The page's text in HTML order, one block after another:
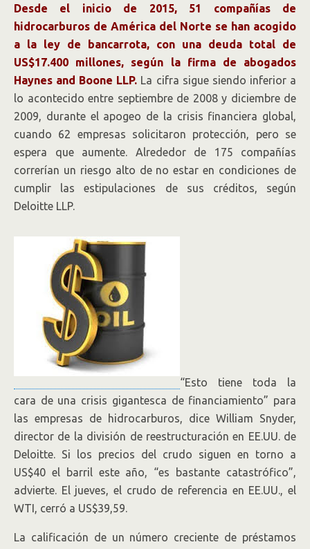
Desde el inicio de 2015, 51 compañías de
hidrocarburos de América del Norte se han acogido
a la ley de bancarrota, con una deuda total de
US$17.400 millones, según la firma de abogados
Haynes and Boone LLP. La cifra sigue siendo inferior a
lo acontecido entre septiembre de 2008 y diciembre de
2009, durante el apogeo de la crisis financiera global,
cuando 62 empresas solicitaron protección, pero se
espera que aumente. Alrededor de 175 compañías
correrían un riesgo alto de no estar en condiciones de
cumplir las estipulaciones de sus créditos, según
Deloitte LLP.
“Esto tiene toda la
cara de una crisis gigantesca de financiamiento” para
las empresas de hidrocarburos, dice William Snyder,
director de la división de reestructuración en EE.UU. de
Deloitte. Si los precios del crudo siguen en torno a
US$40 el barril este año, “es bastante catastrófico”,
advierte. El jueves, el crudo de referencia en EE.UU., el
WTI, cerró a US$39,59.
La calificación de un número creciente de préstamos